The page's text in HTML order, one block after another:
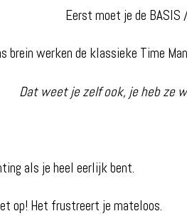
Eerst moet je de BASIS
brein werken de klassieke Time
Dat weet je zelf ook, je heb ze
als je heel eerlijk bent.
op! Het frustreert je mateloos.